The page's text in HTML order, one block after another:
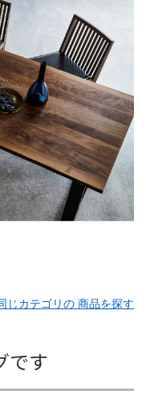
じカテゴリの 商品を探す
です